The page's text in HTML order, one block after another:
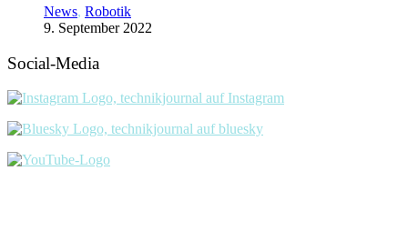
News, Robotik
9. September 2022
Social-Media